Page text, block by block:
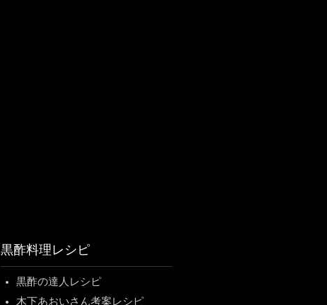
黒酢料理レシピ
黒酢の達人レシピ
木下あおいさん考案レシピ